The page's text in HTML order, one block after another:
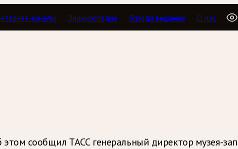
каналы Энциклопедия Города вещания О нас
сообщил ТАСС генеральный директор музея-